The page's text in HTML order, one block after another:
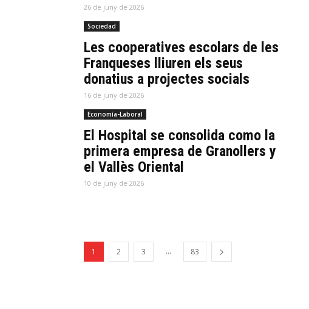
26 de juny de 2026
Sociedad
Les cooperatives escolars de les
Franqueses lliuren els seus
donatius a projectes socials
16 de juny de 2026
Economía-Laboral
El Hospital se consolida como la
primera empresa de Granollers y
el Vallès Oriental
10 de juny de 2026
1 2 3 ... 83